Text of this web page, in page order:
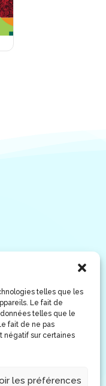
telles que les
Le fait de
telles que le
fait de ne pas
négatif sur certaines
les préférences